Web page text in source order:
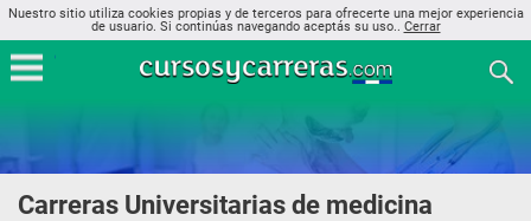
Nuestro sitio utiliza cookies propias y de terceros para ofrecerte una mejor experiencia
de usuario. Si continúas navegando aceptás su uso.. Cerrar
Carreras Universitarias de medicina